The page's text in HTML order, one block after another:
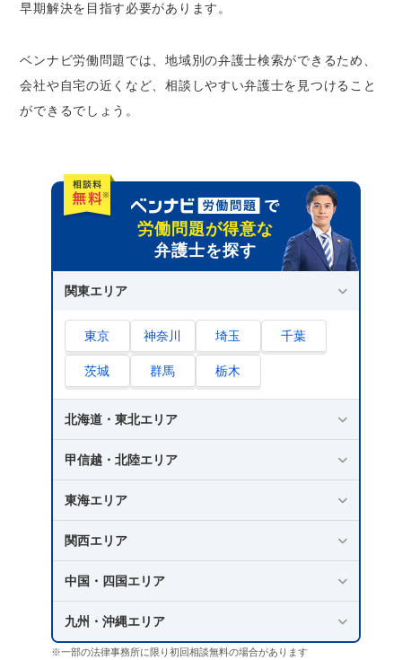
早期解決を目指す必要があります。
ベンナビ労働問題では、地域別の弁護士検索ができるため、
会社や自宅の近くなど、相談しやすい弁護士を見つけること
ができるでしょう。
労働問題が得意な
弁護士を探す
関東エリア
東京 神奈川 埼玉 千葉
茨城 群馬 栃木
北海道・東北エリア
甲信越・北陸エリア
東海エリア
関西エリア
中国・四国エリア
九州・沖縄エリア
※一部の法律事務所に限り初回相談無料の場合があります